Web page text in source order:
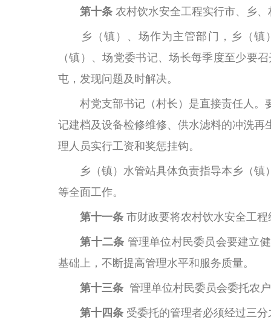
第十条 农村饮水安全工程实行市、乡
乡（镇）、场作为主管部门，乡（
（镇）、场党委书记、场长每季度至少要
屯，发现问题及时解决。
村党支部书记（村长）是直接责任人
记建档及设备检修维修、供水滤料的冲洗
理人员实行工资和奖惩挂钩。
乡（镇）水管站具体负责指导本乡（
等全面工作。
第十一条 市财政要将农村饮水安全工
第十二条 管理单位村民委员会要建立
基础上，不断提高管理水平和服务质量。
第十三条 管理单位村民委员会委托农
第十四条 受委托的管理者必须经过三